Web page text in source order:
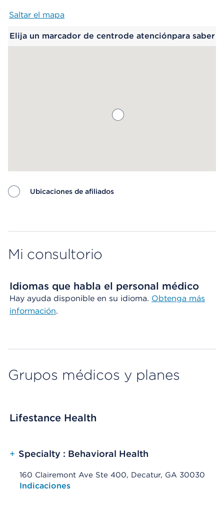
Saltar el mapa
Elija un marcador de centrode atenciónpara saber
Ubicaciones de afiliados
Mi consultorio
Idiomas que habla el personal médico
Hay ayuda disponible en su idioma. Obtenga más
información.
Grupos médicos y planes
Lifestance Health
+ Specialty : Behavioral Health
160 Clairemont Ave Ste 400, Decatur, GA 30030
Opens native map application on mobile devices
Indicaciones